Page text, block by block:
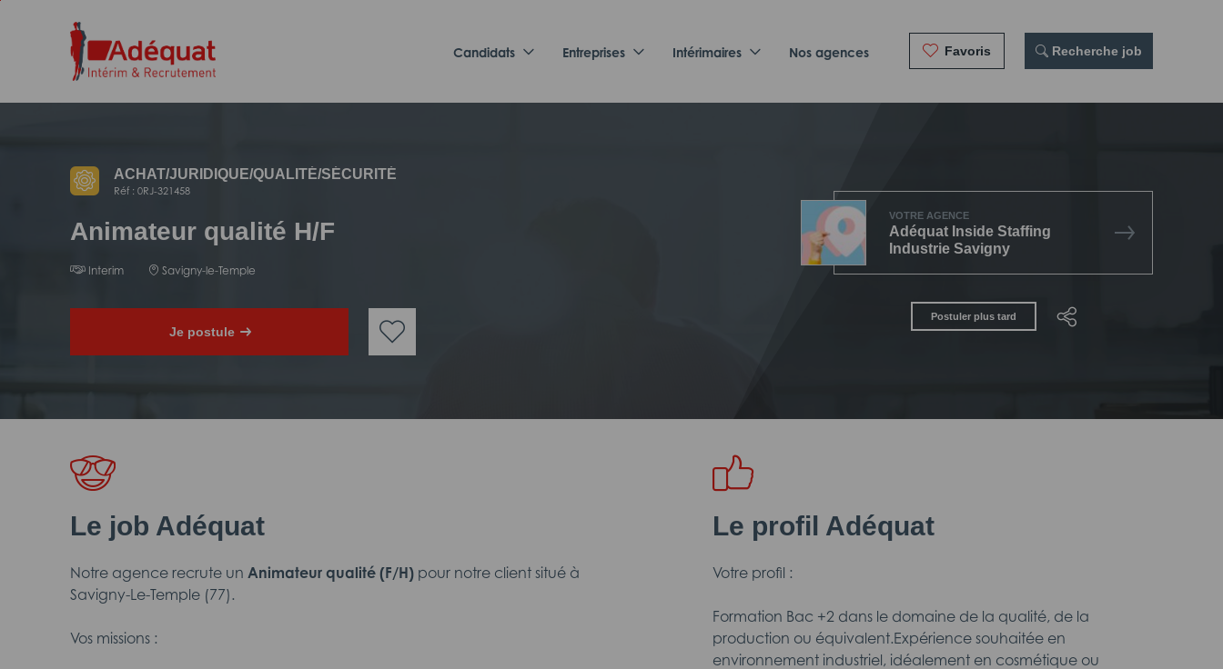
navigation
Candidats Entreprises Intérimaires Nos agences Favoris Recherche job
ACHAT/JURIDIQUE/QUALITÉ/SÉCURITÉ
Réf : 0RJ-321458
Animateur qualité H/F
Interim Savigny-le-Temple
Je postule
VOTRE AGENCE
Adéquat Inside Staffing
Industrie Savigny
Postuler plus tard
Le job Adéquat
Notre agence recrute un Animateur qualité (F/H) pour notre client situé à
Savigny-Le-Temple (77).
Vos missions :
Le profil Adéquat
Votre profil :
Formation Bac +2 dans le domaine de la qualité, de la
production ou équivalent.Expérience souhaitée en
environnement industriel, idéalement en cosmétique ou